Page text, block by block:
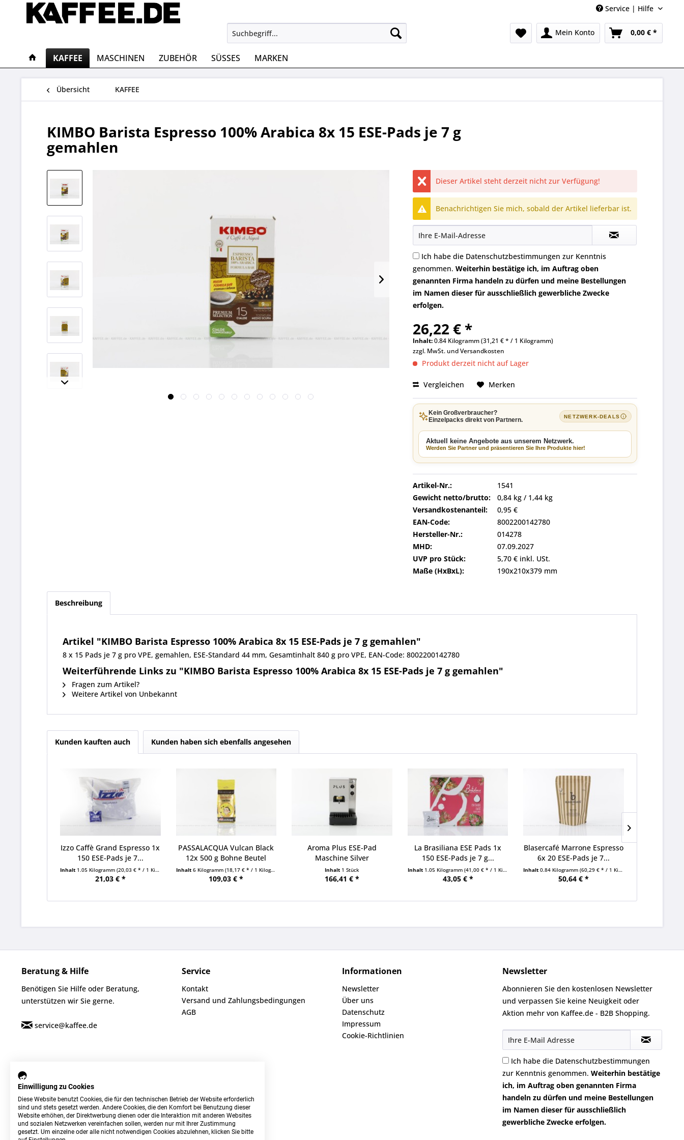
Service | Hilfe
Mein Konto 0,00 € *
KAFFEE MASCHINEN ZUBEHÖR SÜSSES MARKEN
Übersicht KAFFEE
KIMBO Barista Espresso 100% Arabica 8x 15 ESE-Pads je 7 g
gemahlen
Dieser Artikel steht derzeit nicht zur Verfügung!
Benachrichtigen Sie mich, sobald der Artikel lieferbar ist.
Ich habe die Datenschutzbestimmungen zur Kenntnis
genommen.Weiterhin bestätige ich, im Auftrag oben
genannten Firma handeln zu dürfen und meine Bestellungen
im Namen dieser für ausschließlich gewerbliche Zwecke
erfolgen.
26,22 € *
Inhalt:0.84 Kilogramm (31,21 € * / 1 Kilogramm)
zzgl. MwSt. undVersandkosten
Produkt derzeit nicht auf Lager
Vergleichen Merken
Kein Großverbraucher?
Einzelpacks direkt von Partnern.
NETZWERK-DEALS
Aktuell keine Angebote aus unserem Netzwerk.
Werden Sie Partner und präsentieren Sie Ihre Produkte hier!
Artikel-Nr.:
1541
Gewicht netto/brutto:
0,84 kg / 1,44 kg
Versandkostenanteil:
0,95 €
EAN-Code:
8002200142780
Hersteller-Nr.:
014278
MHD:
07.09.2027
UVP pro Stück:
5,70 € inkl. USt.
Maße (HxBxL):
190x210x379 mm
Beschreibung
Artikel "KIMBO Barista Espresso 100% Arabica 8x 15 ESE-Pads je 7 g gemahlen"
8 x 15 Pads je 7 g pro VPE, gemahlen, ESE-Standard 44 mm, Gesamtinhalt 840 g pro VPE, EAN-Code: 8002200142780
Weiterführende Links zu "KIMBO Barista Espresso 100% Arabica 8x 15 ESE-Pads je 7 g gemahlen"
Fragen zum Artikel?
Weitere Artikel von Unbekannt
Kunden kauften auch Kunden haben sich ebenfalls angesehen
Izzo Caffè Grand Espresso 1x
150 ESE-Pads je 7...
Inhalt 1.05 Kilogramm (20,03 € * / 1 Kilogramm)
21,03 € *
PASSALACQUA Vulcan Black
12x 500 g Bohne Beutel
Inhalt 6 Kilogramm (18,17 € * / 1 Kilogramm)
109,03 € *
Aroma Plus ESE-Pad
Maschine Silver
Inhalt 1 Stück
166,41 € *
La Brasiliana ESE Pads 1x
150 ESE-Pads je 7 g...
Inhalt 1.05 Kilogramm (41,00 € * / 1 Kilogramm)
43,05 € *
Blasercafé Marrone Espresso
6x 20 ESE-Pads je 7...
Inhalt0.84 Kilogramm(60,29 € * / 1 Kilogramm)
50,64 € *
Beratung & Hilfe
Benötigen Sie Hilfe oder Beratung,
unterstützen wir Sie gerne.
service@kaffee.de
Service
Kontakt
Versand und Zahlungsbedingungen
AGB
Informationen
Newsletter
Über uns
Datenschutz
Impressum
Cookie-Richtlinien
Newsletter
Abonnieren Sie den kostenlosen Newsletter
und verpassen Sie keine Neuigkeit oder
Aktion mehr von Kaffee.de - B2B Shopping.
Ich habe die Datenschutzbestimmungen
zur Kenntnis genommen. Weiterhin bestätige
ich, im Auftrag oben genannten Firma
handeln zu dürfen und meine Bestellungen
im Namen dieser für ausschließlich
gewerbliche Zwecke erfolgen.
Einwilligung zu Cookies
Diese Website benutzt Cookies, die für den technischen Betrieb der Website erforderlich
sind und stets gesetzt werden. Andere Cookies, die den Komfort bei Benutzung dieser
Website erhöhen, der Direktwerbung dienen oder die Interaktion mit anderen Websites
und sozialen Netzwerken vereinfachen sollen, werden nur mit Ihrer Zustimmung
gesetzt. Um einzelne oder alle nicht notwendigen Cookies abzulehnen, klicken Sie bitte